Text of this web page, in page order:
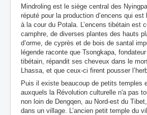
Mindroling est le siège central des
réputé pour la production d’encens qui
à la cour du Potala. L’encens tibétain est
camphre, de diverses plantes des hauts
d’orme, de cyprès et de bois de santal
légende raconte que Tsongkapa,
tibétain, répandit ses cheveux dans le
Lhassa, et que ceux-ci firent pousser
Puis il existe beaucoup de petits temples
auxquels la Révolution culturelle n'a pas
non loin de Dengqen, au Nord-est du
dans un village. L’ancien petit temple du